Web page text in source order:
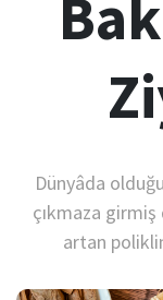
Dünyâda
çıkmaza girmiş
artan